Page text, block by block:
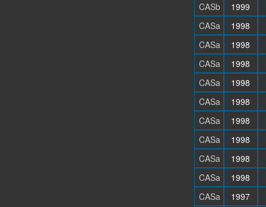
CASb
1999
CASa
1998
CASa
1998
CASa
1998
CASa
1998
CASa
1998
CASa
1998
CASa
1998
CASa
1998
CASa
1998
CASa
1997